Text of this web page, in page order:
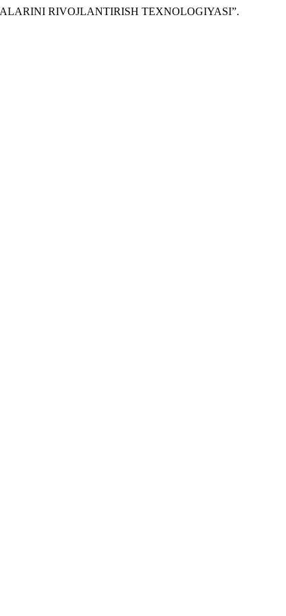
RIVOJLANTIRISH TEXNOLOGIYASI”.